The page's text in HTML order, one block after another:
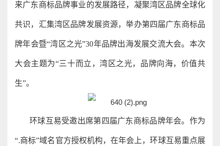
来广东商标品牌事业的发展路径，凝聚湾区品牌全球化
共识，汇集湾区品牌发展资源，举办第四届广东商标品
牌年会暨“湾区之光”30年品牌出海发展交流大会。本次
大会主题为“三十而立，湾区之光，品牌向海，价值共
生”。
环球互易受邀出席第四届广东商标品牌年会。作为
“.商标”域名官方授权机构，在年会上，环球互易重点展